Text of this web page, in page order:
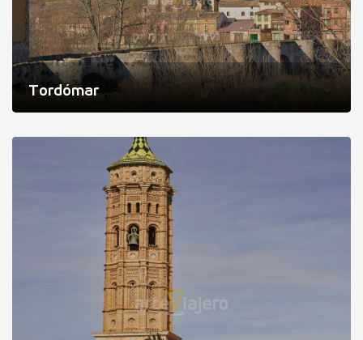
Tordómar